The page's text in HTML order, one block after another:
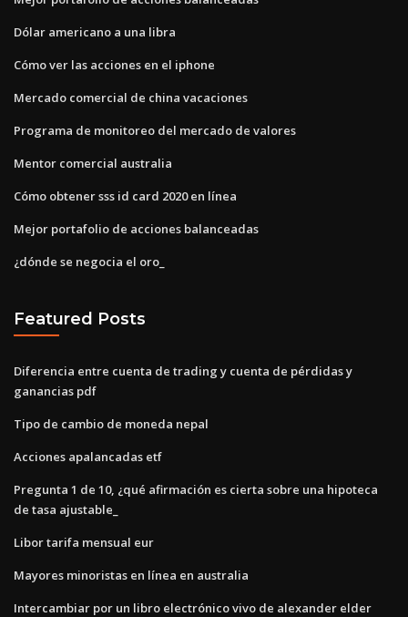
Dólar americano a una libra
Cómo ver las acciones en el iphone
Mercado comercial de china vacaciones
Programa de monitoreo del mercado de valores
Mentor comercial australia
Cómo obtener sss id card 2020 en línea
Mejor portafolio de acciones balanceadas
¿dónde se negocia el oro_
Featured Posts
Diferencia entre cuenta de trading y cuenta de pérdidas y
ganancias pdf
Tipo de cambio de moneda nepal
Acciones apalancadas etf
Pregunta 1 de 10, ¿qué afirmación es cierta sobre una hipoteca
de tasa ajustable_
Libor tarifa mensual eur
Mayores minoristas en línea en australia
Intercambiar por un libro electrónico vivo de alexander elder